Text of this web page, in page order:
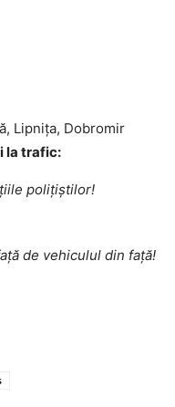
Lipnița, Dobromir
la trafic:
polițiștilor!
de vehiculul din față!